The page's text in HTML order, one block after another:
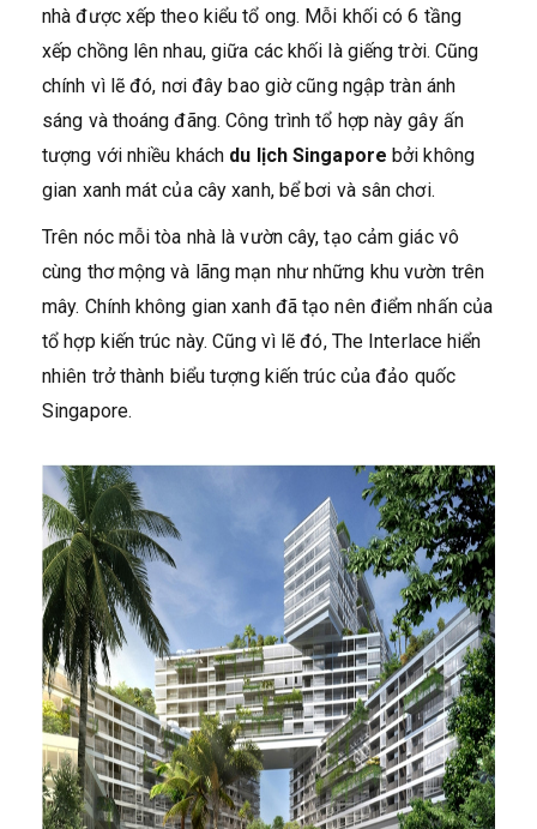
nhà được xếp theo kiểu tổ ong. Mỗi khối có 6 tầng
xếp chồng lên nhau, giữa các khối là giếng trời. Cũng
chính vì lẽ đó, nơi đây bao giờ cũng ngập tràn ánh
sáng và thoáng đãng. Công trình tổ hợp này gây ấn
tượng với nhiều khách du lịch Singapore bởi không
gian xanh mát của cây xanh, bể bơi và sân chơi.
Trên nóc mỗi tòa nhà là vườn cây, tạo cảm giác vô
cùng thơ mộng và lãng mạn như những khu vườn trên
mây. Chính không gian xanh đã tạo nên điểm nhấn của
tổ hợp kiến trúc này. Cũng vì lẽ đó, The Interlace hiển
nhiên trở thành biểu tượng kiến trúc của đảo quốc
Singapore.